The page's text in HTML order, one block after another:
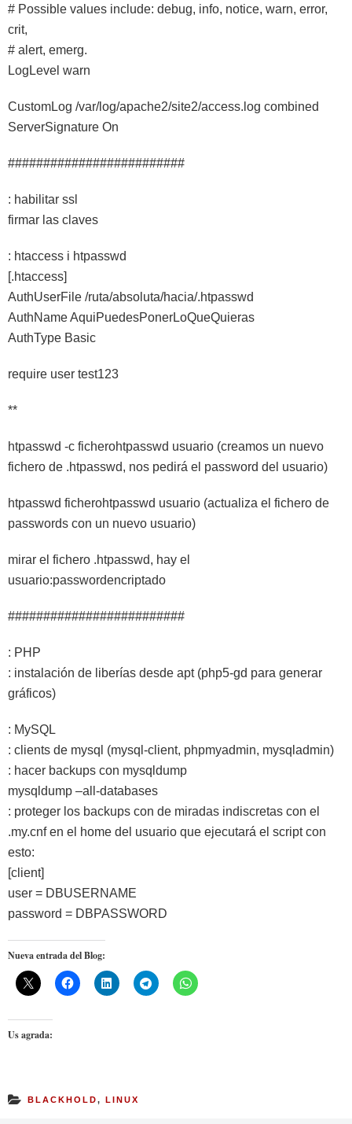
# Possible values include: debug, info, notice, warn, error,
crit,
# alert, emerg.
LogLevel warn
CustomLog /var/log/apache2/site2/access.log combined
ServerSignature On
#########################
: habilitar ssl
firmar las claves
: htaccess i htpasswd
[.htaccess]
AuthUserFile /ruta/absoluta/hacia/.htpasswd
AuthName AquiPuedesPonerLoQueQuieras
AuthType Basic
require user test123
**
htpasswd -c ficherohtpasswd usuario (creamos un nuevo
fichero de .htpasswd, nos pedirá el password del usuario)
htpasswd ficherohtpasswd usuario (actualiza el fichero de
passwords con un nuevo usuario)
mirar el fichero .htpasswd, hay el
usuario:passwordencriptado
#########################
: PHP
: instalación de liberías desde apt (php5-gd para generar
gráficos)
: MySQL
: clients de mysql (mysql-client, phpmyadmin, mysqladmin)
: hacer backups con mysqldump
mysqldump –all-databases
: proteger los backups con de miradas indiscretas con el
.my.cnf en el home del usuario que ejecutará el script con
esto:
[client]
user = DBUSERNAME
password = DBPASSWORD
Nueva entrada del Blog:
Us agrada:
BLACKHOLD, LINUX